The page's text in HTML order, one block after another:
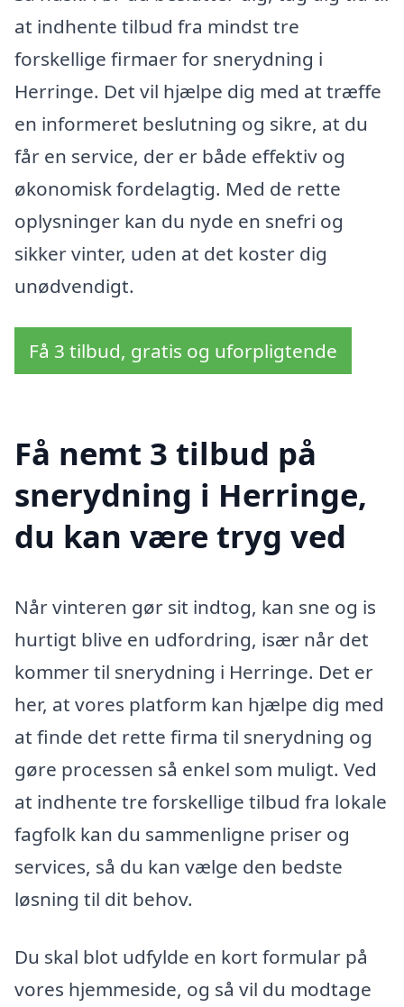
at indhente tilbud fra mindst tre
forskellige firmaer for snerydning i
Herringe. Det vil hjælpe dig med at træffe
en informeret beslutning og sikre, at du
får en service, der er både effektiv og
økonomisk fordelagtig. Med de rette
oplysninger kan du nyde en snefri og
sikker vinter, uden at det koster dig
unødvendigt.
Få 3 tilbud, gratis og uforpligtende
Få nemt 3 tilbud på
snerydning i Herringe,
du kan være tryg ved
Når vinteren gør sit indtog, kan sne og is
hurtigt blive en udfordring, især når det
kommer til snerydning i Herringe. Det er
her, at vores platform kan hjælpe dig med
at finde det rette firma til snerydning og
gøre processen så enkel som muligt. Ved
at indhente tre forskellige tilbud fra lokale
fagfolk kan du sammenligne priser og
services, så du kan vælge den bedste
løsning til dit behov.
Du skal blot udfylde en kort formular på
vores hjemmeside, og så vil du modtage